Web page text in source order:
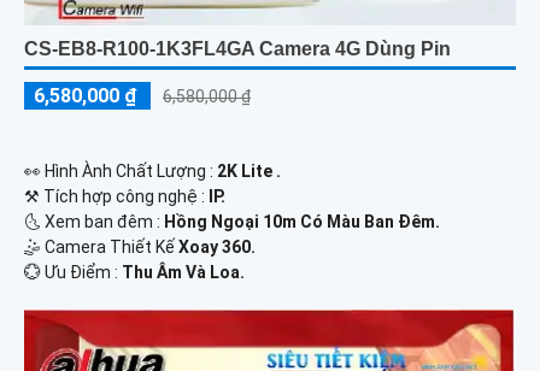
CS-EB8-R100-1K3FL4GA Camera 4G Dùng Pin
6,580,000 ₫ 6,580,000 ₫
️👀 Hình Ành Chất Lượng : 2K Lite .
⚒ Tích hợp công nghệ :
IP.
🌜 Xem ban đêm : Hồng Ngoại 10m Có Màu Ban Đêm.
🤹 Camera Thiết Kế Xoay 360.
️💮 Ưu Điểm : Thu Âm Và Loa.